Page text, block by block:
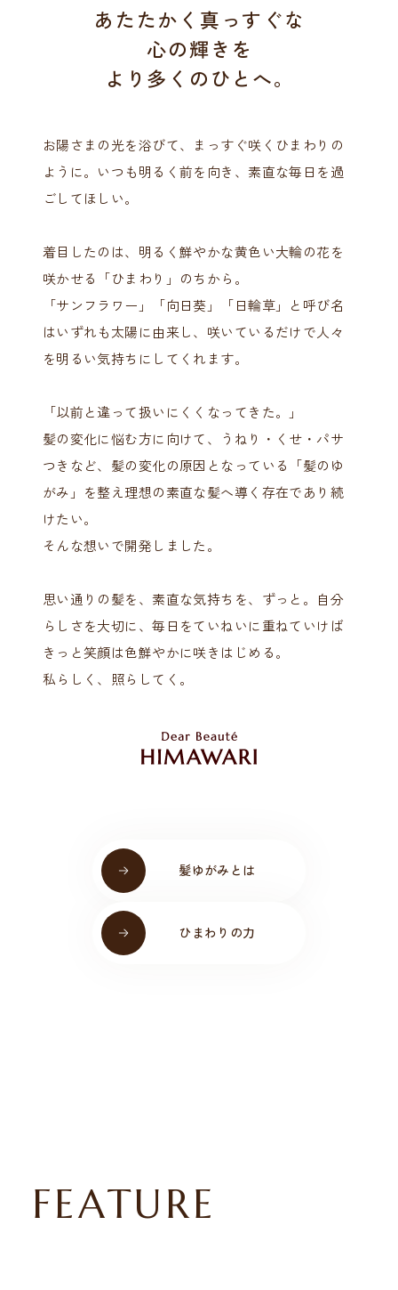
あたたかく真っすぐな
心の輝きを
より多くのひとへ。
お陽さまの光を浴びて、まっすぐ咲くひまわりの
ように。 いつも明るく前を向き、素直な毎日を過
ごしてほしい。
着目したのは、明るく鮮やかな黄色い大輪の花を
咲かせる
「ひまわり」のちから。
「サンフラワー」「向日葵」「日輪草」と呼び名
はいずれも太陽に由来し、 咲いているだけで人々
を明るい気持ちにしてくれます。
「以前と違って扱いにくくなってきた。」
髪の変化に悩む方に向けて、うねり・くせ・パサ
つきなど、 髪の変化の原因となっている「髪のゆ
がみ」を整え理想の素直な髪へ導く存在であり続
けたい。
そんな想いで開発しました。
思い通りの髪を、素直な気持ちを、ずっと。
自分
らしさを大切に、毎日をていねいに重ねていけば
きっと笑顔は色鮮やかに咲きはじめる。
私らしく、照らしてく。
髪ゆがみとは
ひまわりの力
FEATURE